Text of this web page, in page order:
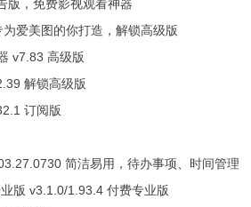
版，免费影视观看神器
爱美图的你打造，解锁高级版
v7.83 高级版
解锁高级版
订阅版
简洁易用，待办事项、时间管理
版 v3.1.0/1.93.4 付费专业版